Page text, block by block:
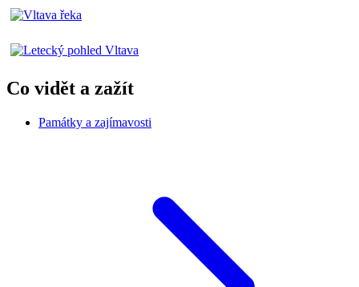
Co vidět a zažít
Památky a zajímavosti